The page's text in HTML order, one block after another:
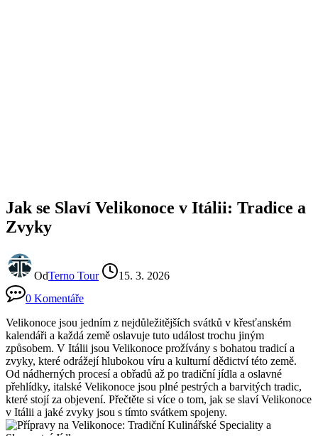
Jak se Slaví Velikonoce v Itálii: Tradice a
Zvyky
OdTerno Tour
15. 3. 2026
0 Komentáře
Velikonoce jsou jedním z nejdůležitějších svátků v křesťanském
kalendáři a každá země oslavuje tuto událost trochu jiným
způsobem. V Itálii jsou Velikonoce prožívány s bohatou tradicí a
zvyky, které odrážejí hlubokou víru a kulturní dědictví této země.
Od nádherných procesí a obřadů až po tradiční jídla a oslavné
přehlídky, italské Velikonoce jsou plné pestrých a barvitých tradic,
které stojí za objevení. Přečtěte si více o tom, jak se slaví Velikonoce
v Itálii a jaké zvyky jsou s tímto svátkem spojeny.